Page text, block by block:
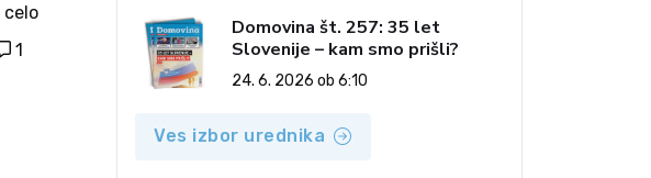
celo
1
Domovina št. 257: 35 let
Slovenije – kam smo prišli?
24. 6. 2026 ob 6:10
Ves izbor urednika